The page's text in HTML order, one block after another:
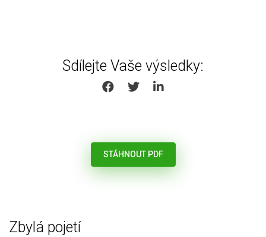
Sdílejte Vaše výsledky:
SHARE ON FACEBOOK
SHARE ON TWITTER
SHARE ON LINKEDIN
STÁHNOUT PDF
Zbylá pojetí